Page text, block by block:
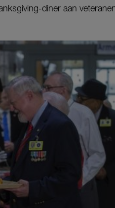
diner aan